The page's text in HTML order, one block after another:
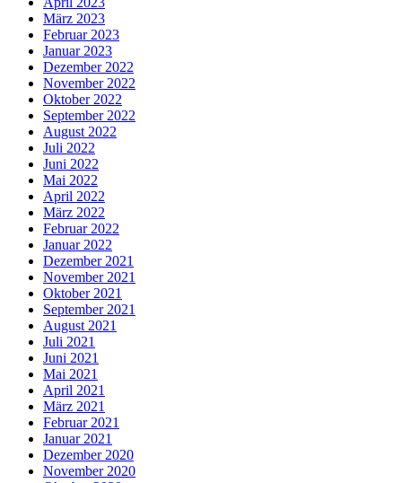
März 2023
Februar 2023
Januar 2023
Dezember 2022
November 2022
Oktober 2022
September 2022
August 2022
Juli 2022
Juni 2022
Mai 2022
April 2022
März 2022
Februar 2022
Januar 2022
Dezember 2021
November 2021
Oktober 2021
September 2021
August 2021
Juli 2021
Juni 2021
Mai 2021
April 2021
März 2021
Februar 2021
Januar 2021
Dezember 2020
November 2020